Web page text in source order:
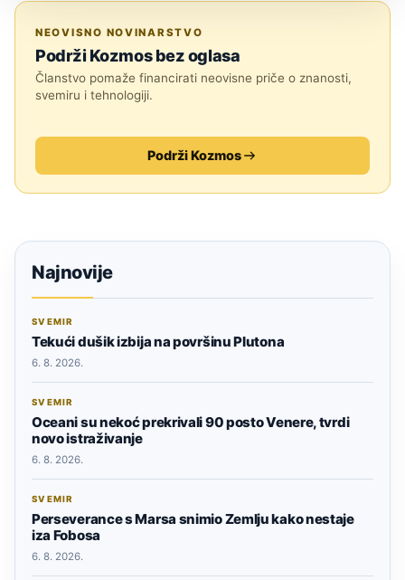
NEOVISNO NOVINARSTVO
Podrži Kozmos bez oglasa
Članstvo pomaže financirati neovisne priče o znanosti,
svemiru i tehnologiji.
Podrži Kozmos
Najnovije
SVEMIR
Tekući dušik izbija na površinu Plutona
6. 8. 2026.
SVEMIR
Oceani su nekoć prekrivali 90 posto Venere, tvrdi
novo istraživanje
6. 8. 2026.
SVEMIR
Perseverance s Marsa snimio Zemlju kako nestaje
iza Fobosa
6. 8. 2026.